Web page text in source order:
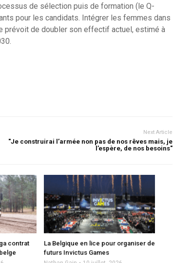
de sélection puis de formation (le Q-
pour les candidats. Intégrer les femmes dans
prévoit de doubler son effectif actuel, estimé à
Next Article
"Je construirai l’armée non pas de nos rêves mais, je
l’espère, de nos besoins"
contrat
La Belgique en lice pour organiser de
futurs Invictus Games